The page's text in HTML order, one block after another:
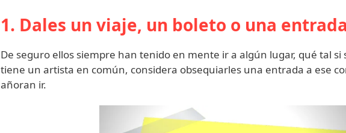
1. Dales un viaje, un boleto o una entrada
De seguro ellos siempre han tenido en mente ir a algún lugar, qué tal si
tiene un artista en común, considera obsequiarles una entrada a ese
añoran ir.